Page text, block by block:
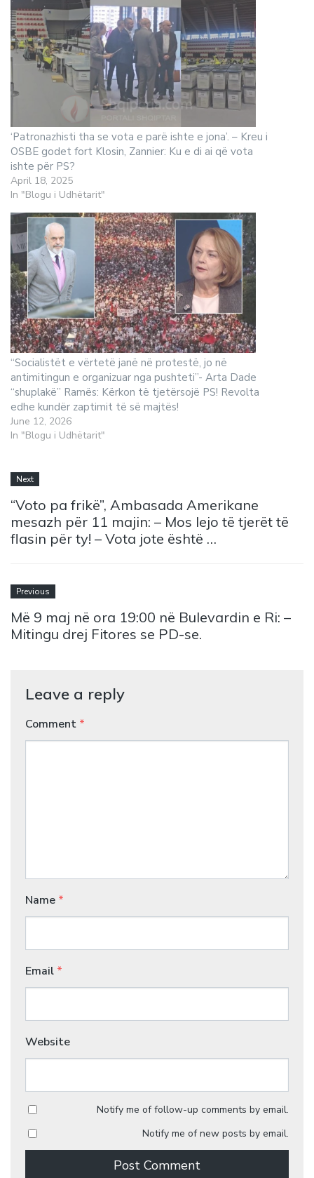
‘Patronazhisti tha se vota e parë ishte e jona’. – Kreu i
OSBE godet fort Klosin, Zannier: Ku e di ai që vota
ishte për PS?
April 18, 2025
In "Blogu i Udhëtarit"
“Socialistët e vërtetë janë në protestë, jo në
antimitingun e organizuar nga pushteti”- Arta Dade
“shuplakë” Ramës: Kërkon të tjetërsojë PS! Revolta
edhe kundër zaptimit të së majtës!
June 12, 2026
In "Blogu i Udhëtarit"
Next
“Voto pa frikë”, Ambasada Amerikane
mesazh për 11 majin: – Mos lejo të tjerët të
flasin për ty! – Vota jote është …
Previous
Më 9 maj në ora 19:00 në Bulevardin e Ri: –
Mitingu drej Fitores se PD-se.
Leave a reply
Comment *
Name *
Email *
Website
Notify me of follow-up comments by email.
Notify me of new posts by email.